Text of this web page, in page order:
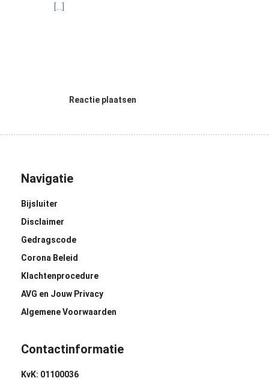
[...]
Reactie plaatsen
Navigatie
Bijsluiter
Disclaimer
Gedragscode
Corona Beleid
Klachtenprocedure
AVG en Jouw Privacy
Algemene Voorwaarden
Contactinformatie
KvK: 01100036